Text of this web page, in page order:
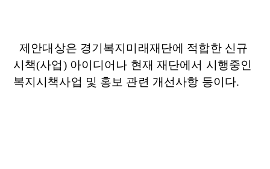
제안대상은 경기복지미래재단에 적합한 신규
시책(사업) 아이디어나 현재 재단에서 시행중인
복지시책사업 및 홍보 관련 개선사항 등이다.